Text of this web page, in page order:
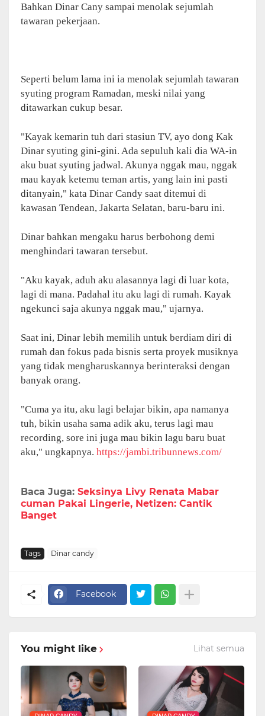
Bahkan Dinar Cany sampai menolak sejumlah
tawaran pekerjaan.
Seperti belum lama ini ia menolak sejumlah tawaran
syuting program Ramadan, meski nilai yang
ditawarkan cukup besar.
"Kayak kemarin tuh dari stasiun TV, ayo dong Kak
Dinar syuting gini-gini. Ada sepuluh kali dia WA-in
aku buat syuting jadwal. Akunya nggak mau, nggak
mau kayak ketemu teman artis, yang lain ini pasti
ditanyain," kata Dinar Candy saat ditemui di
kawasan Tendean, Jakarta Selatan, baru-baru ini.
Dinar bahkan mengaku harus berbohong demi
menghindari tawaran tersebut.
"Aku kayak, aduh aku alasannya lagi di luar kota,
lagi di mana. Padahal itu aku lagi di rumah. Kayak
ngekunci saja akunya nggak mau," ujarnya.
Saat ini, Dinar lebih memilih untuk berdiam diri di
rumah dan fokus pada bisnis serta proyek musiknya
yang tidak mengharuskannya berinteraksi dengan
banyak orang.
"Cuma ya itu, aku lagi belajar bikin, apa namanya
tuh, bikin usaha sama adik aku, terus lagi mau
recording, sore ini juga mau bikin lagu baru buat
aku," ungkapnya. https://jambi.tribunnews.com/
Baca Juga: Seksinya Livy Renata Mabar
cuman Pakai Lingerie, Netizen: Cantik
Banget
Tags Dinar candy
Facebook
You might like Lihat semua